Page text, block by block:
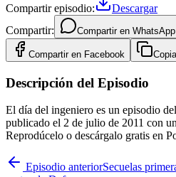
Compartir episodio:
Descargar
Compartir:
Compartir en WhatsApp
Compartir en Facebook
Descripción del Episodio
El día del ingeniero es un episodio
publicado el 2 de julio de 2011 con
Reprodúcelo o descárgalo gratis en
Episodio anteriorSecuelas